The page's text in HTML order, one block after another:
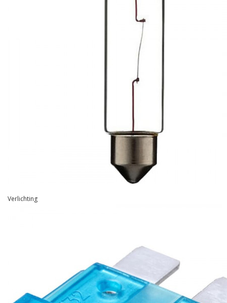
Verlichting